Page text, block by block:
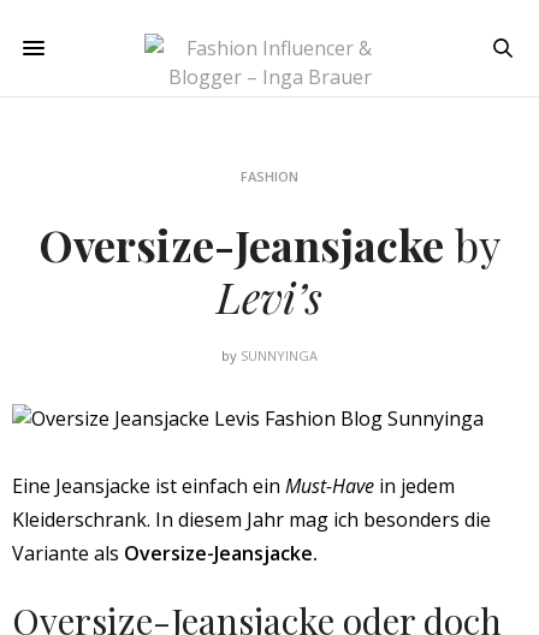
FASHION
Oversize-Jeansjacke by
Levi’s
by SUNNYINGA
Eine Jeansjacke ist einfach ein Must-Have in jedem
Kleiderschrank. In diesem Jahr mag ich besonders die
Variante als Oversize-Jeansjacke.
Oversize-Jeansjacke oder doch